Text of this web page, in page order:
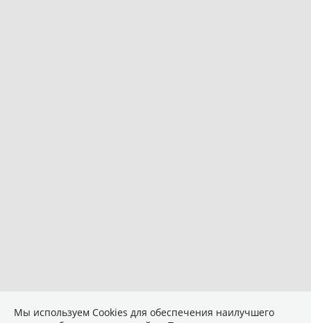
Мы используем Сookies для обеспечения наилучшего